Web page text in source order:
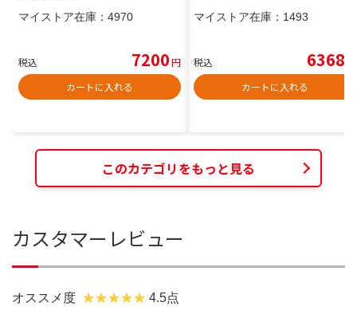
マイストア在庫： 4970
税込 7200円
カートに入れる
マイストア在庫： 1493
税込 6368
カートに入れる
このカテゴリをもっと見る
カスタマーレビュー
オススメ度 4.5点